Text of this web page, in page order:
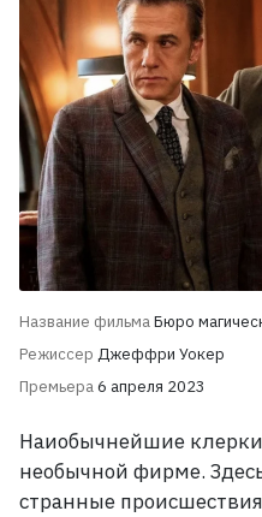
Название фильмаБюро
Режиссер Джеффри Уокер
Премьера6 апреля 2023
Наиобычнейшие
необычной фирме.
странные